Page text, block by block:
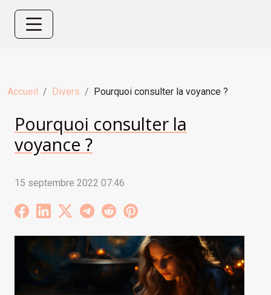
Accueil Divers Pourquoi consulter la voyance ?
Pourquoi consulter la
voyance ?
15 septembre 2022 07:46